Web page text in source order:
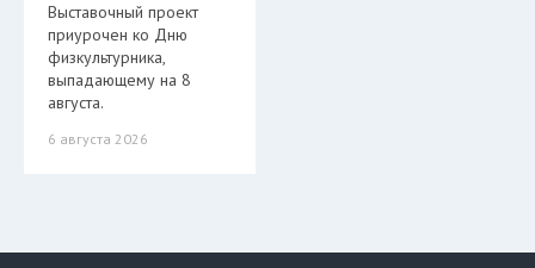
Выставочный проект
приурочен ко Дню
физкультурника,
выпадающему на 8
августа.
6 августа 2026